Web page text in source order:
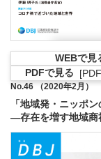
WEBで見
PDFで見る
No.46 （2020年2月）
「地域発・ニッポ
—存在を増す地域商